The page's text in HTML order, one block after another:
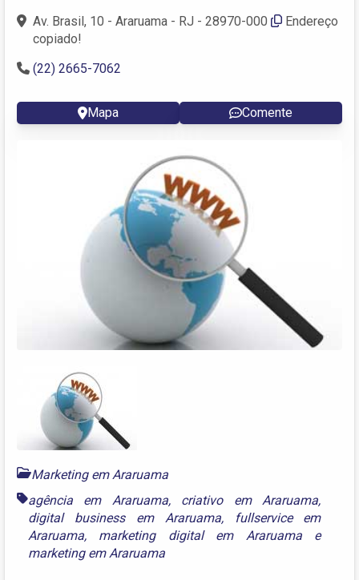
Av. Brasil, 10 - Araruama - RJ - 28970-000
Endereço
copiado!
(22) 2665-7062
Mapa Comente
Marketing em Araruama
agência em Araruama, criativo em Araruama,
digital business em Araruama,
fullservice em
Araruama, marketing digital em Araruamae
marketing em Araruama